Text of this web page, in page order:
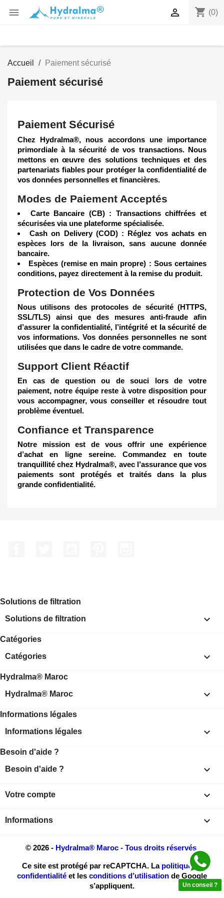
 shopping_cart (0)

Accueil Paiement sécurisé
Paiement sécurisé
Paiement Sécurisé
Chez Hydralma®, nous accordons une importance
primordiale à la sécurité de vos transactions. Nous
mettons en œuvre des solutions techniques et des
partenariats fiables pour protéger la confidentialité de
vos données personnelles et financières.
Modes de Paiement Acceptés
Carte Bancaire (CB) : Transactions chiffrées et
sécurisées via une plateforme spécialisée.
Cash on Delivery (COD) : Réglez vos achats en
espèces lors de la livraison, sans aucune donnée
bancaire.
Espèces (remise en main propre) : Sous certaines
conditions, payez directement à la remise du produit.
Protection de Vos Données
Nous utilisons des protocoles de sécurité (HTTPS,
SSL/TLS) ainsi que des mesures anti-fraude afin
d’assurer la confidentialité, l’intégrité et la sécurité de
vos informations. Vos données personnelles ne sont
utilisées que dans le cadre de votre commande.
Support Client Réactif
En cas de question ou de souci lors de votre
paiement, notre équipe reste à votre disposition pour
vous accompagner, vous conseiller et résoudre tout
problème éventuel.
Confiance et Transparence
Notre mission est de vous offrir une expérience
d’achat en ligne sereine. Commandez en toute
tranquillité chez Hydralma®, avec l’assurance que vos
paiements sont protégés et traités dans la plus
grande confidentialité.
Solutions de filtration
Solutions de filtration

Catégories
Catégories

Hydralma® Maroc
Hydralma® Maroc

Informations légales
Informations légales

Besoin d'aide ?
Besoin d'aide ?

Votre compte 
Informations keyboard_arrow_down
Un conseil ?
© 2026 - Hydralma® Maroc - Tous droits réservés.
Ce site est protégé par reCAPTCHA. La politique de
confidentialité et les conditions d’utilisation de Google
s’appliquent.